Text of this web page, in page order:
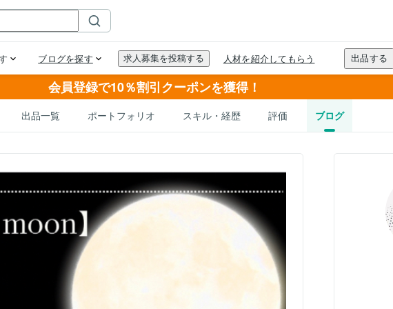
会員登録で10％割引クーポンを獲得！
出品一覧 ポートフォリオ スキル・経歴 評価 ブログ